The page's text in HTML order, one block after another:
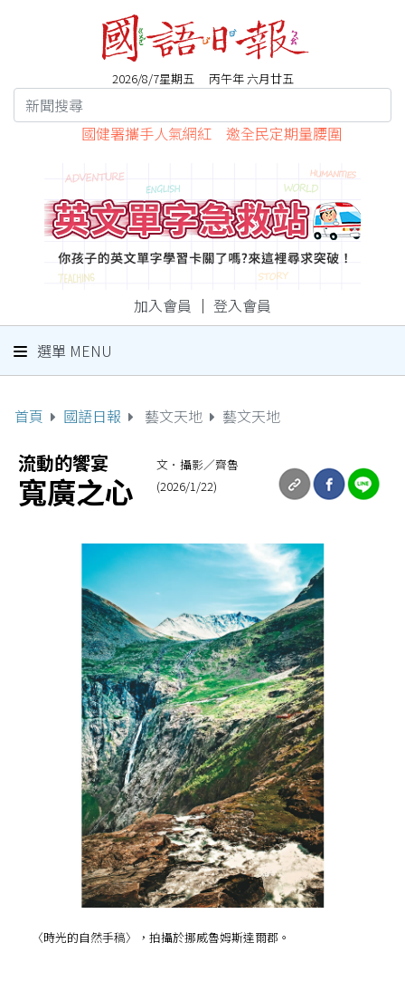
2026/8/7星期五 丙午年 六月廿五
國健署攜手人氣網紅 邀全民定期量腰圍
加入會員 ｜ 登入會員
選單 MENU
首頁 國語日報 藝文天地 藝文天地
流動的饗宴
寬廣之心
文．攝影／齊魯
(2026/1/22)
〈時光的自然手稿〉，拍攝於挪威魯姆斯達爾郡。